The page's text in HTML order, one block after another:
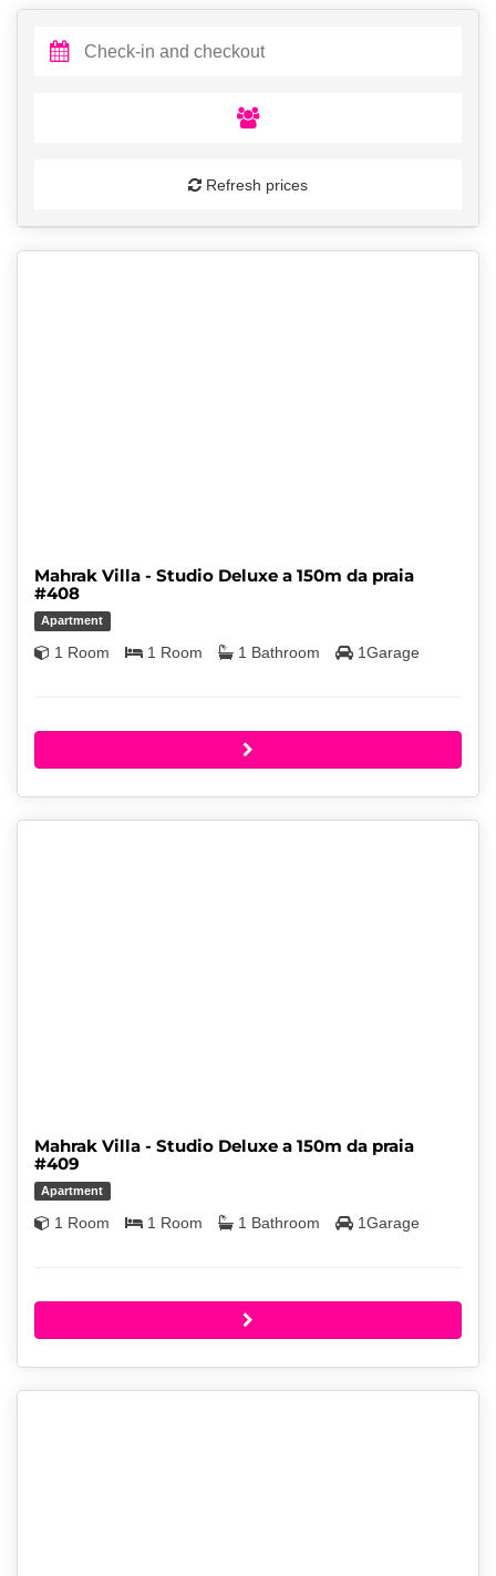
Refresh prices
Mahrak Villa - Studio Deluxe a 150m da praia
#408
Apartment
1 Room 1 Room 1 Bathroom 1Garage
Mahrak Villa - Studio Deluxe a 150m da praia
#409
Apartment
1 Room 1 Room 1 Bathroom 1Garage